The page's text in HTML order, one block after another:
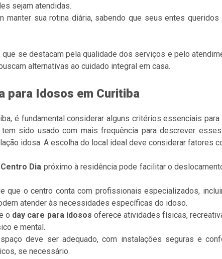
sejam atendidas.
manter sua rotina diária, sabendo que seus entes
que se destacam pela qualidade dos serviços e pelo
alternativas ao cuidado integral em casa.
para Idosos em Curitiba
é fundamental considerar alguns critérios essenciais para
tem sido usado com mais frequência para descrever
idosa. A escolha do local ideal deve considerar fatores
Centro Dia próximo à residência pode facilitar o
que o centro conta com profissionais especializados,
atender às necessidades específicas do idoso.
o day care para idosos oferece atividades físicas,
e mental.
deve ser adequado, com instalações seguras e
se necessário.